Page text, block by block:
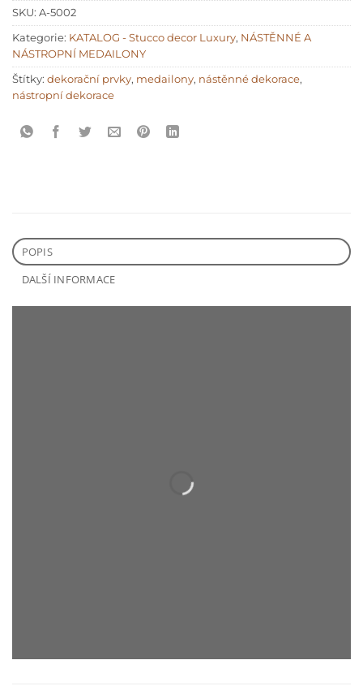
SKU: A-5002
Kategorie: KATALOG - Stucco decor Luxury, NÁSTĚNNÉ A
NÁSTROPNÍ MEDAILONY
Štítky: dekorační prvky, medailony, nástěnné dekorace,
nástropní dekorace
POPIS
DALŠÍ INFORMACE